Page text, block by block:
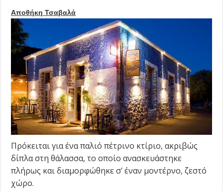
Αποθήκη Τσαβαλά
Πρόκειται για ένα παλιό πέτρινο κτίριο, ακριβώς
δίπλα στη θάλασσα, το οποίο ανασκευάστηκε
πλήρως και διαμορφώθηκε σ’ έναν μοντέρνο, ζεστό
χώρο.